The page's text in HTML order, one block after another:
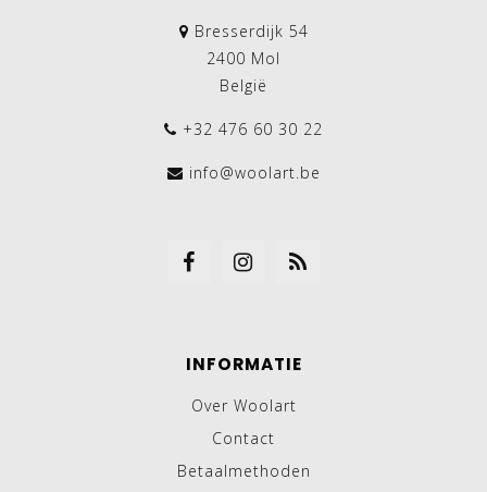
Bresserdijk 54
2400 Mol
België
+32 476 60 30 22
info@woolart.be
INFORMATIE
Over Woolart
Contact
Betaalmethoden